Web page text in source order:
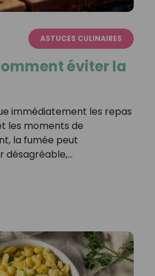
ASTUCES CULINAIRES
éviter la
immédiatement les repas
les moments de
la fumée peut
désagréable,…